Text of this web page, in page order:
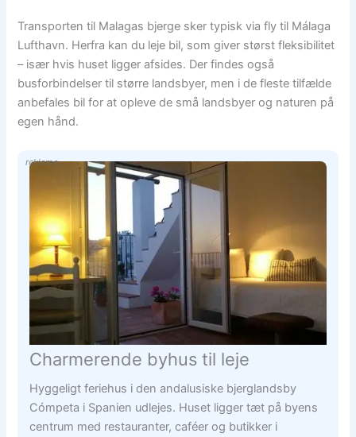
Transporten til Malagas bjerge sker typisk via fly til Málaga
Lufthavn. Herfra kan du leje bil, som giver størst fleksibilitet
– især hvis huset ligger afsides. Der findes også
busforbindelser til større landsbyer, men i de fleste tilfælde
anbefales bil for at opleve de små landsbyer og naturen på
egen hånd.
reklame
Charmerende byhus til leje
Hyggeligt feriehus i den andalusiske bjerglandsby
Cómpeta i Spanien udlejes. Huset ligger tæt på byens
centrum med restauranter, caféer og butikker i